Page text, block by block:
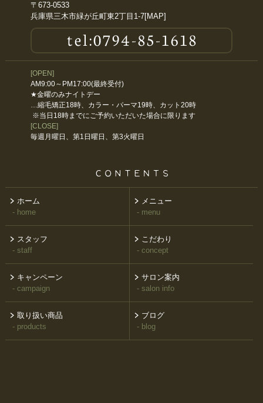
2016年10月
2016年5月
2016年4月
〒673-0533
兵庫県三木市緑が丘町東2丁目1-7[MAP]
[OPEN]
AM9:00～PM17:00(最終受付)
★金曜のみナイトデー
…縮毛矯正18時、カラー・パーマ19時、カット20時
※当日18時までにご予約いただいた場合に限ります
[CLOSE]
毎週月曜日、第1日曜日、第3火曜日
ホーム
- home
メニュー
- menu
スタッフ
- staff
こだわり
- concept
キャンペーン
- campaign
サロン案内
- salon info
取り扱い商品
- products
ブログ
- blog